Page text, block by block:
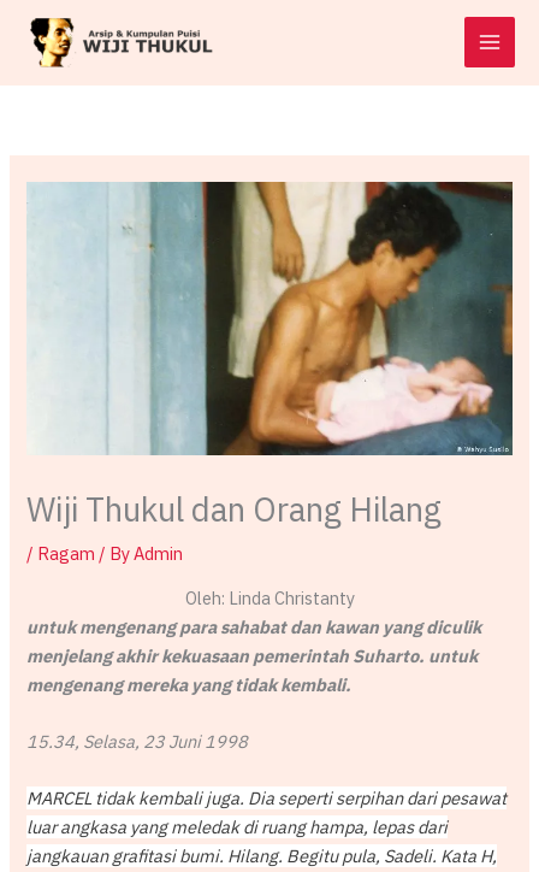
content
Wiji Thukul dan Orang Hilang
/ Ragam / ByAdmin
Oleh: Linda Christanty
untuk mengenang para sahabat dan kawan yang diculik
menjelang akhir kekuasaan pemerintah Suharto. untuk
mengenang mereka yang tidak kembali.
15.34, Selasa, 23 Juni 1998
MARCEL tidak kembali juga. Dia seperti serpihan dari pesawat
luar angkasa yang meledak di ruang hampa, lepas dari
jangkauan grafitasi bumi. Hilang. Begitu pula, Sadeli. Kata H,